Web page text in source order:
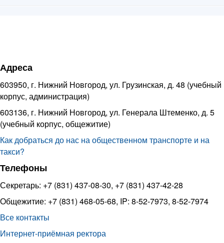
Адреса
603950, г. Нижний Новгород, ул. Грузинская, д. 48 (учебный
корпус, администрация)
603136, г. Нижний Новгород, ул. Генерала Штеменко, д. 5
(учебный корпус, общежитие)
Как добраться до нас на общественном транспорте и на
такси?
Телефоны
Секретарь: +7 (831) 437-08-30, +7 (831) 437-42-28
Общежитие: +7 (831) 468-05-68, IP: 8-52-7973, 8-52-7974
Все контакты
Интернет-приёмная ректора